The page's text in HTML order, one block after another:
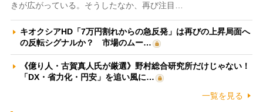
きが広がっている。そうしたなか、再び注目…
キオクシアHD「7万円割れからの急反発」は再びの上昇局面へ
の反転シグナルか？ 市場のムー…
《億り人・古賀真人氏が厳選》野村総合研究所だけじゃない！
「DX・省力化・円安」を追い風に…
一覧を見る